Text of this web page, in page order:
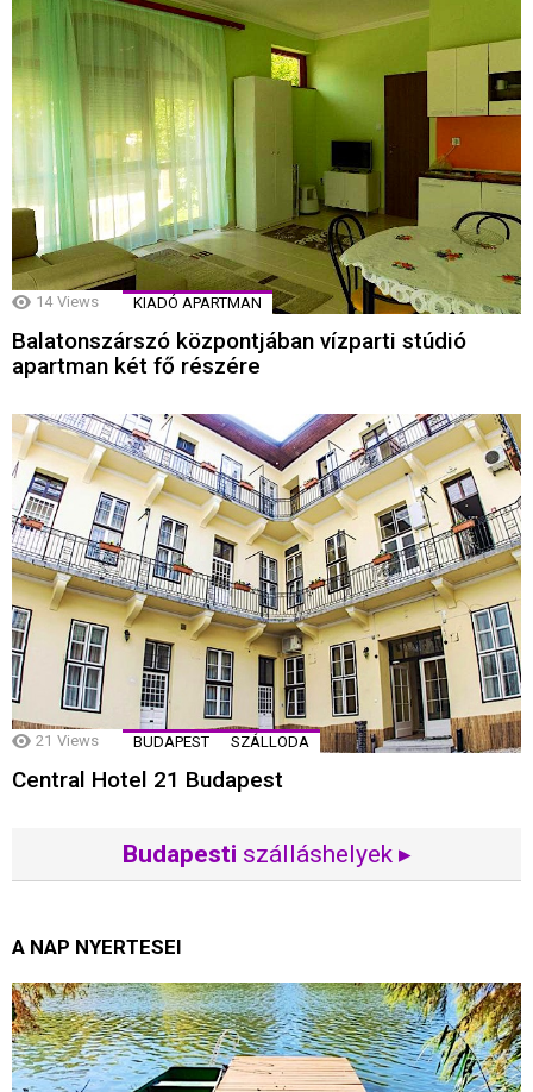
14 Views KIADÓ APARTMAN
Balatonszárszó központjában vízparti stúdió
apartman két fő részére
21 Views BUDAPEST SZÁLLODA
Central Hotel 21 Budapest
Budapesti szálláshelyek ▸
A NAP NYERTESEI